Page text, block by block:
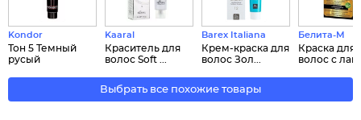
Kondor
Тон 5 Темный
русый
Kaaral
Краситель для
волос Soft ...
Barex Italiana
Крем-краска для
волос Зол...
Белита-М
Краска для
волос с
Выбрать все похожие товары